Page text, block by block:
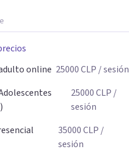
online 25000CLP / sesión
25000CLP /
sesión
35000 CLP /
sesión